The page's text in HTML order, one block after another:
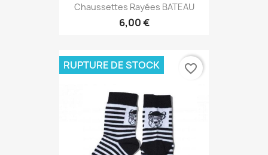
Chaussettes Rayées BATEAU
6,00 €
RUPTURE DE STOCK favorite_border